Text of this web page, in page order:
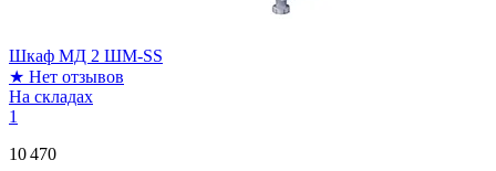
Шкаф МД 2 ШМ-SS
★ Нет отзывов
На складах
1
10 470